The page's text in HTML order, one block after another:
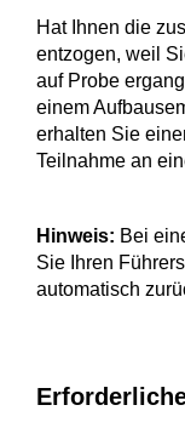
Hat Ihnen die
entzogen, weil
auf Probe
einem
erhalten Sie
Teilnahme an
Hinweis: Bei
Sie Ihren
automatisch